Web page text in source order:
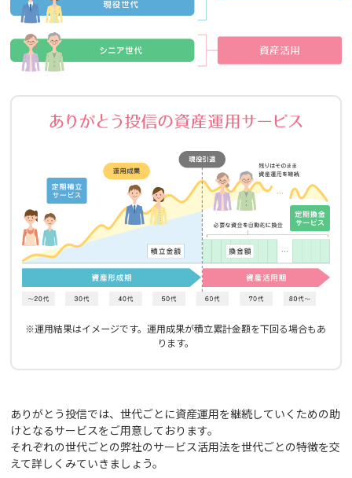
※運用結果はイメージです。運用成果が積立累計金額を下回る場合もあ
ります。
ありがとう投信では、世代ごとに資産運用を継続していくための助
けとなるサービスをご用意しております。
それぞれの世代ごとの弊社のサービス活用法を世代ごとの特徴を交
えて詳しくみていきましょう。